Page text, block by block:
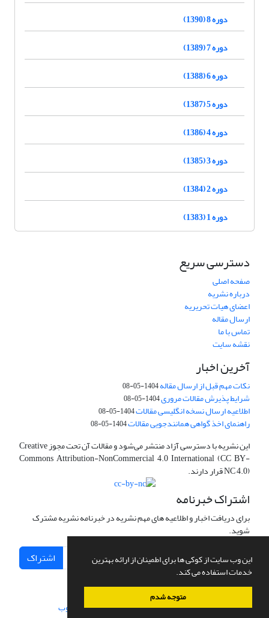
این وب سایت از کوکی ها برای اطمینان از ارائه بهترین
خدمات استفاده می کند.
متوجه شدم
دوره 8 (1390)
دوره 7 (1389)
دوره 6 (1388)
دوره 5 (1387)
دوره 4 (1386)
دوره 3 (1385)
دوره 2 (1384)
دوره 1 (1383)
دسترسی سریع
صفحه اصلی
درباره نشریه
اعضای هیات تحریریه
ارسال مقاله
تماس با ما
نقشه سایت
آخرین اخبار
نکات مهم قبل از ارسال مقاله1404-05-08
شرایط پذیرش مقالات مروری1404-05-08
اطلاعیه ارسال نسخه انگلیسی مقالات1404-05-08
راهنمای اخذ گواهی همانندجویی مقالات1404-05-08
این نشریه با دسترسی آزاد منتشر می‌شود و مقالات آن تحت مجوز Creative
Commons Attribution-NonCommercial 4.0 International (CC BY-
NC 4.0) قرار دارند.
اشتراک خبرنامه
برای دریافت اخبار و اطلاعیه های مهم نشریه در خبرنامه نشریه مشترک
شوید.
اشتراک
سامانه مدیریت نشریات علمی.طراحی و پیاده سازی از سیناوب